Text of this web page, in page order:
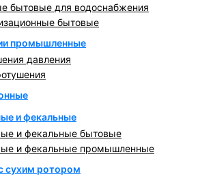
бытовые для водоснабжения
бытовые
промышленные
давления
и фекальные
и фекальные бытовые
и фекальные промышленные
сухим ротором